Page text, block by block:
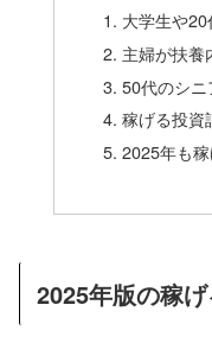
大学生や
主婦が扶養
50代のシ
稼げる投資
2025年も
2025年版の稼